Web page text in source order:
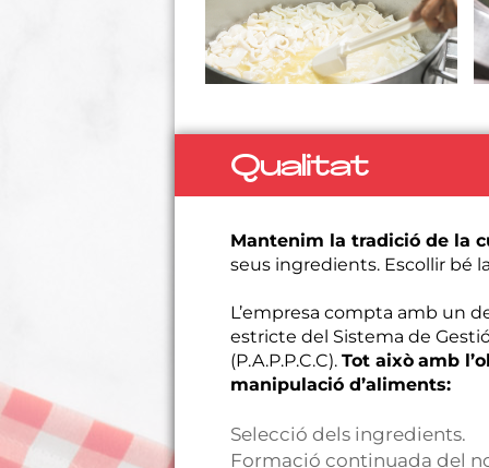
Qualitat
Mantenim la tradició de la
seus ingredients. Escollir bé
L’empresa compta amb un
estricte del Sistema de
(P.A.P.P.C.C).Tot això amb
manipulació d’aliments:
Selecció dels ingredients.
Formació continuada del